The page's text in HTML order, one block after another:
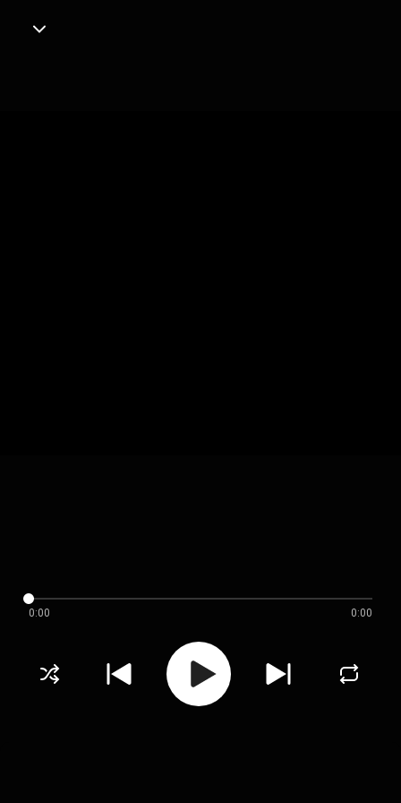
0:00 0:00